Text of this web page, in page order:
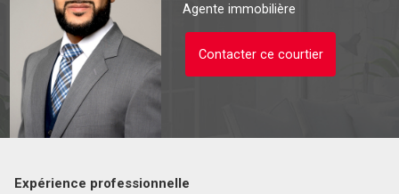
Agente immobilière
Contacter ce courtier
Expérience professionnelle